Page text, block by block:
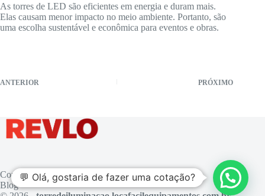
As torres de LED são eficientes em energia e duram mais.
Elas causam menor impacto no meio ambiente. Portanto, são
uma escolha sustentável e econômica para eventos e obras.
ANTERIOR PRÓXIMO
Contato
Blog
💬 Olá, gostaria de fazer uma cotação?